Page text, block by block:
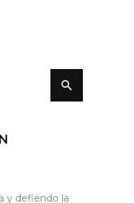
y defiendo la